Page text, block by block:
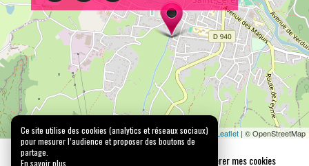
Ce site utilise des cookies (analytics et réseaux sociaux)
pour mesurer l’audience et proposer des boutons de
partage.
En savoir plus